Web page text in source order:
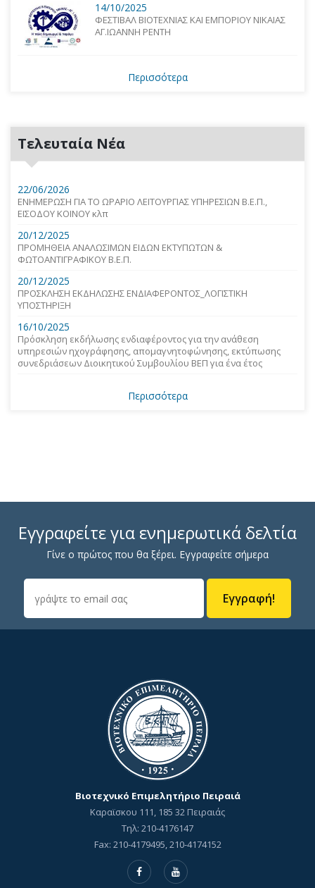
14/10/2025
ΦΕΣΤΙΒΑΛ ΒΙΟΤΕΧΝΙΑΣ ΚΑΙ ΕΜΠΟΡΙΟΥ ΝΙΚΑΙΑΣ
ΑΓ.ΙΩΑΝΝΗ ΡΕΝΤΗ
Περισσότερα
Τελευταία Νέα
22/06/2026
ΕΝΗΜΕΡΩΣΗ ΓΙΑ ΤΟ ΩΡΑΡΙΟ ΛΕΙΤΟΥΡΓΙΑΣ ΥΠΗΡΕΣΙΩΝ Β.Ε.Π.,
ΕΙΣΟΔΟΥ ΚΟΙΝΟΥ κλπ
20/12/2025
ΠΡΟΜΗΘΕΙΑ ΑΝΑΛΩΣΙΜΩΝ ΕΙΔΩΝ ΕΚΤΥΠΩΤΩΝ &
ΦΩΤΟΑΝΤΙΓΡΑΦΙΚΟΥ Β.Ε.Π.
20/12/2025
ΠΡΟΣΚΛΗΣΗ ΕΚΔΗΛΩΣΗΣ ΕΝΔΙΑΦΕΡΟΝΤΟΣ_ΛΟΓΙΣΤΙΚΗ
ΥΠΟΣΤΗΡΙΞΗ
16/10/2025
Πρόσκληση εκδήλωσης ενδιαφέροντος για την ανάθεση
υπηρεσιών ηχογράφησης, απομαγνητοφώνησης, εκτύπωσης
συνεδριάσεων Διοικητικού Συμβουλίου ΒΕΠ για ένα έτος
Περισσότερα
Εγγραφείτε για ενημερωτικά δελτία
Γίνε ο πρώτος που θα ξέρει. Εγγραφείτε σήμερα
Εγγραφή!
Βιοτεχνικό Επιμελητήριο Πειραιά
Καραϊσκου 111, 185 32 Πειραιάς
Τηλ: 210-4176147
Fax: 210-4179495, 210-4174152